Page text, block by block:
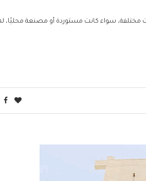
أنظمة 335.716 ألف سيارة من طرازات مختلفة، سواء كانت مستوردة أو مصنعة